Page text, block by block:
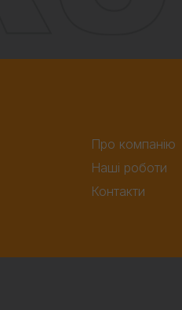
Про компанію
Наші роботи
Контакти